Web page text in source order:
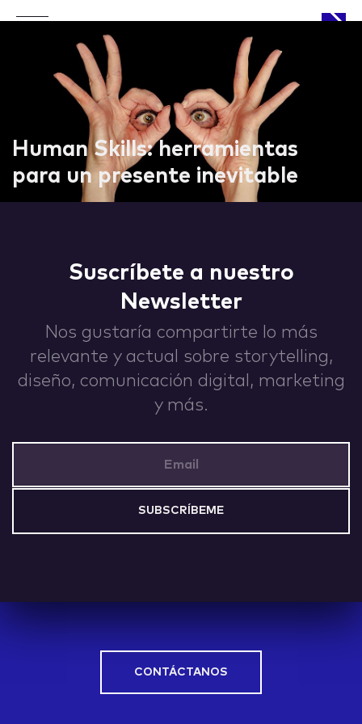
Human Skills: herramientas
para un presente inevitable
Suscríbete a nuestro
Newsletter
Nos gustaría compartirte lo más
relevante y actual sobre storytelling,
diseño, comunicación digital, marketing
y más.
CONTÁCTANOS
APPROACH
WORKS
CONTACT